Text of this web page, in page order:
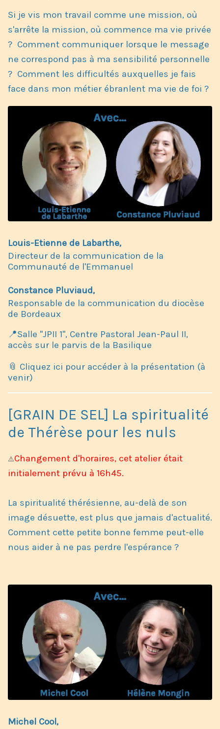
Si je vis mon travail comme une mission, où
s'arrête la mission, où commence ma vie privée
? Comment communiquer lorsque le message
ne correspond pas à ma sensibilité personnelle
? Comment les difficultés auxquelles je fais
face dans mon métier ébranlent ma vie de foi ?
Louis-Etienne de Labarthe,
Directeur de la communication de la
Communauté de l'Emmanuel
Constance Pluviaud,
Responsable de la communication du diocèse
de Bordeaux
📍Salle "JPII 1", Centre Pastoral Jean-Paul II,
accès sur le parvis de la Basilique
📎 Cliquez ici pour accéder à la présentation (à
venir)
[GRAIN DE SEL] La spiritualité
de Thérèse pour les nuls
⚠️Changement d'horaires, cet atelier était
initialement prévu à 16h45.
La spiritualité thérésienne, au-delà de son
image désuette, est plus que jamais d'actualité.
Comment cette petite bonne femme peut-elle
nous aider à ne pas perdre l'espérance ? ​
Michel Cool,